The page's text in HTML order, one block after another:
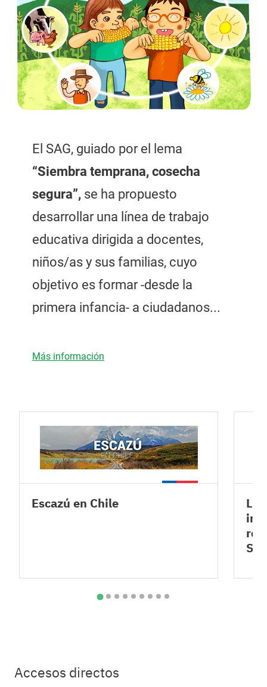
El SAG, guiado por el lema
“Siembra temprana, cosecha
segura”, se ha propuesto
desarrollar una línea de trabajo
educativa dirigida a docentes,
niños/as y sus familias, cuyo
objetivo es formar -desde la
primera infancia- a ciudadanos...
Más información
Escazú en Chile
Accesos directos